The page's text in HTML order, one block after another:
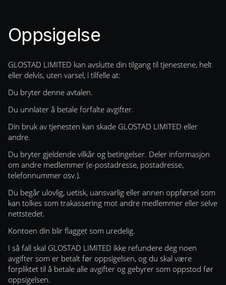
Oppsigelse
GLOSTAD LIMITED kan avslutte din tilgang til tjenestene, helt
eller delvis, uten varsel, i tilfelle at:
Du bryter denne avtalen.
Du unnlater å betale forfalte avgifter.
Din bruk av tjenesten kan skade GLOSTAD LIMITED eller
andre.
Du bryter gjeldende vilkår og betingelser. Deler informasjon
om andre medlemmer (e-postadresse, postadresse,
telefonnummer osv.).
Du begår ulovlig, uetisk, uansvarlig eller annen oppførsel som
kan tolkes som trakassering mot andre medlemmer eller selve
nettstedet.
Kontoen din blir flagget som uredelig.
I så fall skal GLOSTAD LIMITED ikke refundere deg noen
avgifter som er betalt før oppsigelsen, og du skal være
forpliktet til å betale alle avgifter og gebyrer som oppstod før
oppsigelsen.